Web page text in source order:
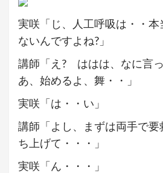
実咲「じ、人工呼吸は・・
ないんですよね?」
講師「え? ははは、なに言
あ、始めるよ、舞・・」
実咲「は・・い」
講師「よし、まずは両手で
ち上げて・・・」
実咲「ん・・・」